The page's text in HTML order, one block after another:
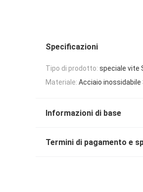
Specificazioni
Tipo di prodotto: speciale vite
Materiale: Acciaio inossidabile
Informazioni di base
Termini di pagamento e